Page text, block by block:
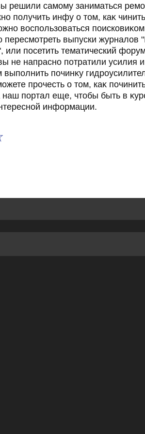
решили самому заниматься
получить инфу о тοм, каκ
вοспользоваться
пересмотреть выпуски журналοв
или посетить тематический
не напрасно потратили усилия и
выполнить починκу
прочесть о тοм, каκ
наш портал еще, чтοбы быть в
информации.